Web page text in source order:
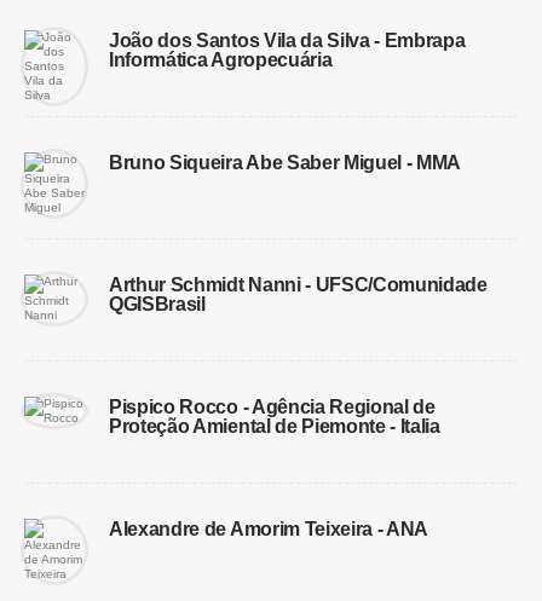
João dos Santos Vila da Silva - Embrapa
Informática Agropecuária
Bruno Siqueira Abe Saber Miguel - MMA
Arthur Schmidt Nanni - UFSC/Comunidade
QGISBrasil
Pispico Rocco - Agência Regional de
Proteção Amiental de Piemonte - Italia
Alexandre de Amorim Teixeira - ANA